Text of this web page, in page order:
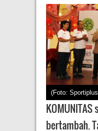
(Foto:
bertambah.